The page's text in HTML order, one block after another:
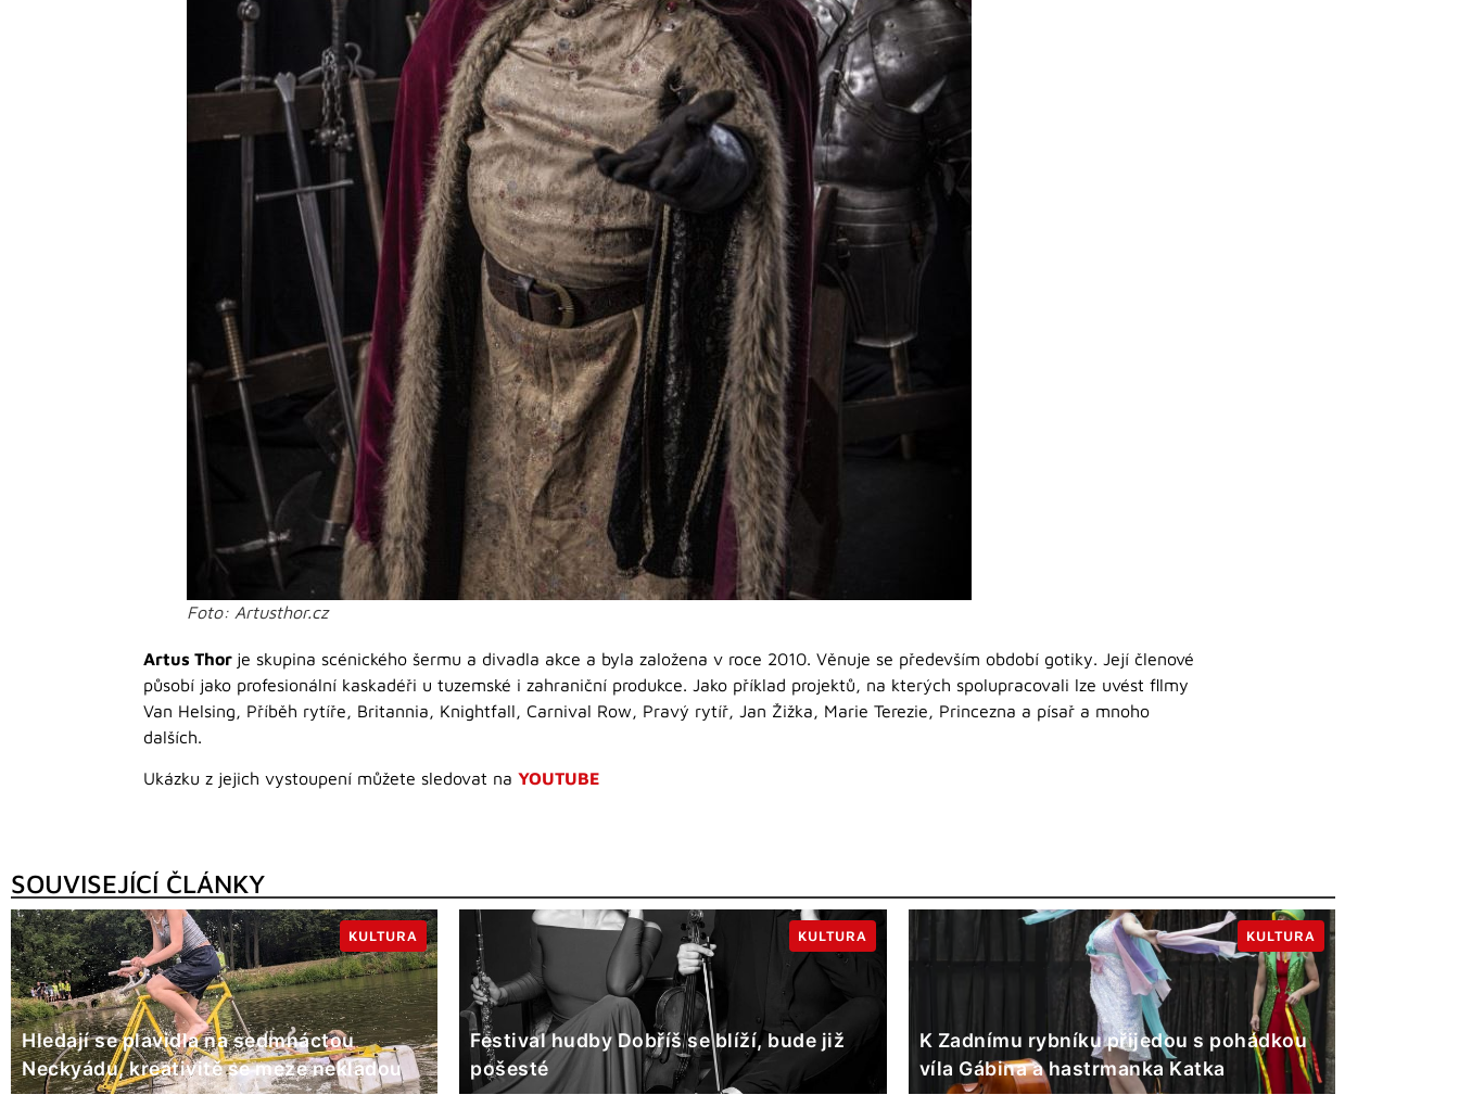
Foto: Artusthor.cz
Artus Thor je skupina scénického šermu a divadla akce a byla založena v roce 2010. Věnuje se především období gotiky. Její členové
působí jako profesionální kaskadéři u tuzemské i zahraniční produkce. Jako příklad projektů, na kterých spolupracovali lze uvést fllmy
Van Helsing, Příběh rytíře, Britannia, Knightfall, Carnival Row, Pravý rytíř, Jan Žižka, Marie Terezie, Princezna a písař a mnoho
dalších.
Ukázku z jejich vystoupení můžete sledovat na YOUTUBE
SOUVISEJÍCÍ ČLÁNKY
Hledají se plavidla na sedmnáctou
Neckyádu, kreativitě se meze nekladou
KULTURA
Festival hudby Dobříš se blíží, bude již
pošesté
KULTURA
K Zadnímu rybníku přijedou s pohádkou
víla Gábina a hastrmanka Katka
KULTURA